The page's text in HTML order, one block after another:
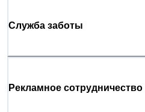
Служба заботы
Рекламное сотрудничество